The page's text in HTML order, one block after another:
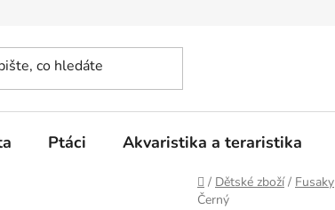
Ptáci Akvaristika a teraristika
Domů
/ Dětské zboží / Fusaky
Černý